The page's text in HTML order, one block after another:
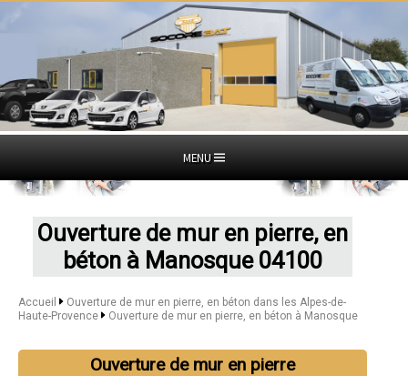
MENU
Ouverture de mur en pierre, en
béton à Manosque 04100
Accueil
Ouverture de mur en pierre, en béton dans les Alpes-de-
Haute-Provence
Ouverture de mur en pierre, en béton à Manosque
Ouverture de mur en pierre